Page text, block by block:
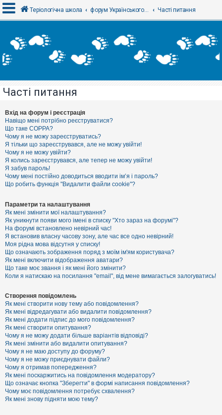
х
і
Р
є
с
т
р
а
ц
і
я
Т
м
и
б
е
з
в
і
д
п
о
в
і
е
й
А
к
т
и
в
н
і
т
е
м
и
Теріологічна школа форум Українського теріологічного товариства Часті питання
Часті питання
Вхід на форум і реєстрація
Навіщо мені потрібно реєструватися?
Що таке COPPA?
Чому я не можу зареєструватись?
Я тільки що зареєструвався, але не можу увійти!
Чому я не можу увійти?
Я колись зареєструвався, але тепер не можу увійти!
Я забув пароль!
Чому мені постійно доводиться вводити ім’я і пароль?
Що робить функція "Видалити файли cookie"?
Параметри та налаштування
Як мені змінити мої налаштування?
Як уникнути появи мого імені в списку "Хто зараз на форумі"?
На форумі встановлено невірний час!
Я встановив власну часову зону, але час все одно невірний!
Моя рідна мова відсутня у списку!
Що означають зображення поряд з моїм ім'ям користувача?
Як мені включити відображення аватари?
Що таке моє звання і як мені його змінити?
Коли я натискаю на посилання "email", від мене вимагається залогуватись!
Створення повідомлень
Як мені створити нову тему або повідомлення?
Як мені відредагувати або видалити повідомлення?
Як мені додати підпис до мого повідомлення?
Як мені створити опитування?
Чому я не можу додати більше варіантів відповіді?
Як мені змінити або видалити опитування?
Чому я не маю доступу до форуму?
Чому я не можу приєднувати файли?
Чому я отримав попередження?
Як мені поскаржитись на повідомлення модератору?
Що означає кнопка "Зберегти" в формі написання повідомлення?
Чому моє повідомлення потребує схвалення?
Як мені знову підняти мою тему?